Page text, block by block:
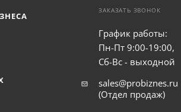
ЗАКАЗАТЬ ЗВОНОК
График работы:
Пн-Пт 9:00-19:00,
Сб-Вс - выходной
sales@probiznes.ru
(Отдел продаж)